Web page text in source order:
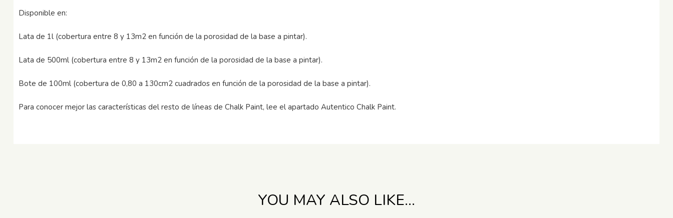
Disponible en:
Lata de 1l (cobertura entre 8 y 13m2 en función de la porosidad de la base a pintar).
Lata de 500ml (cobertura entre 8 y 13m2 en función de la porosidad de la base a pintar).
Bote de 100ml (cobertura de 0,80 a 130cm2 cuadrados en función de la porosidad de la base a pintar).
Para conocer mejor las características del resto de líneas de Chalk Paint, lee el apartado Autentico Chalk Paint.
YOU MAY ALSO LIKE…